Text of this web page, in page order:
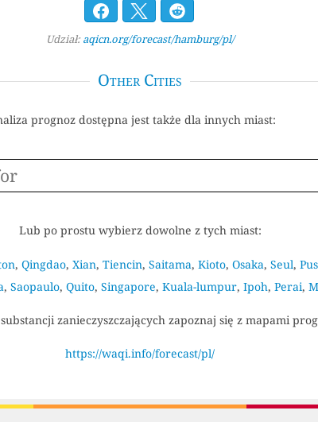
Udział: aqicn.org/forecast/hamburg/pl/
Other Cities
prognoz dostępna jest także dla innych miast:
Lub po prostu wybierz dowolne z tych miast:
, Qingdao, Xian, Tiencin, Saitama, Kioto, Osaka, Seul,
, Saopaulo, Quito, Singapore, Kuala-lumpur, Ipoh, Perai,
zanieczyszczających zapoznaj się z mapami
https://waqi.info/forecast/pl/